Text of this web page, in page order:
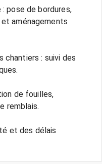
pose de bordures,
aménagements
chantiers : suivi des
de fouilles,
remblais.
et des délais